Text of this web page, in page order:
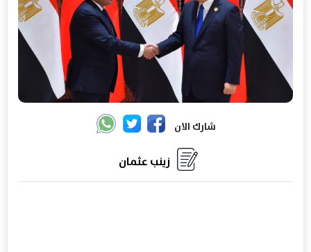
شارك الان
زينب عثمان